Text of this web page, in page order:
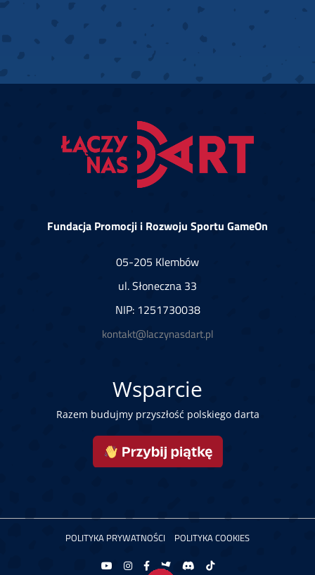
Fundacja Promocji i Rozwoju Sportu GameOn
05-205 Klembów
ul. Słoneczna 33
NIP: 1251730038
kontakt@laczynasdart.pl
Wsparcie
Razem budujmy przyszłość polskiego darta
POLITYKA PRYWATNOŚCI POLITYKA COOKIES